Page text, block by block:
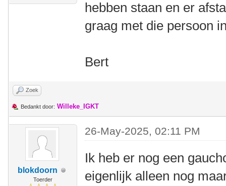
hebben staan en er
graag met die persoon
Bert
Zoek
Bedankt door: Willeke_IGKT
blokdoorn
Toerder
26-May-2025, 02:11 PM
Ik heb er nog een
eigenlijk alleen nog